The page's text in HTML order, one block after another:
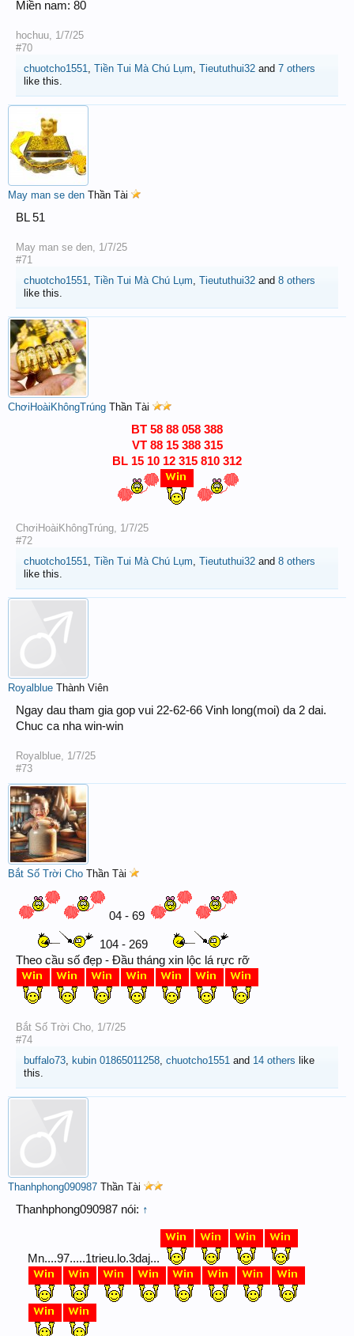
Miền nam: 80
hochuu, 1/7/25
#70
chuotcho1551, Tiền Tui Mà Chú Lụm, Tieututhui32 and 7 others
like this.
May man se den Thần Tài
BL 51
May man se den, 1/7/25
#71
chuotcho1551, Tiền Tui Mà Chú Lụm, Tieututhui32 and 8 others
like this.
ChơiHoàiKhôngTrúng Thần Tài
BT 58 88 058 388
VT 88 15 388 315
BL 15 10 12 315 810 312
ChơiHoàiKhôngTrúng, 1/7/25
#72
chuotcho1551, Tiền Tui Mà Chú Lụm, Tieututhui32 and 8 others
like this.
Royalblue Thành Viên
Ngay dau tham gia gop vui 22-62-66 Vinh long(moi) da 2 dai.
Chuc ca nha win-win
Royalblue, 1/7/25
#73
Bắt Số Trời Cho Thần Tài
04 - 69
104 - 269
Theo cầu số đẹp - Đầu tháng xin lộc lá rực rỡ
Bắt Số Trời Cho, 1/7/25
#74
buffalo73, kubin 01865011258, chuotcho1551 and 14 others like
this.
Thanhphong090987 Thần Tài
Thanhphong090987 nói: ↑
Mn....97.....1trieu.lo.3daj...